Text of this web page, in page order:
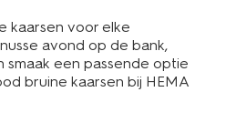
kaarsen voor elke
avond op de bank,
smaak een passende optie
bruine kaarsen bij HEMA